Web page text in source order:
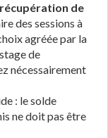
de
des sessions à
agréée par la
de
nécessairement
: le solde
ne doit pas être